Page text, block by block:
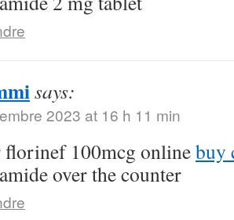
says:
2023 at 16 h 11 min
florinef 100mcg onlinebuy
over the counter